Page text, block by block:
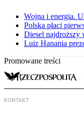
Wojna i energia.
Polska płaci
Diesel najdroższy
Luiz Hanania
Promowane treści
KONTAKT